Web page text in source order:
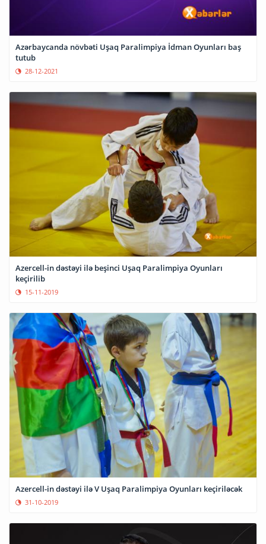
Azərbaycanda növbəti Uşaq Paralimpiya İdman Oyunları baş
tutub
28-12-2021
Azercell-in dəstəyi ilə beşinci Uşaq Paralimpiya Oyunları
keçirilib
15-11-2019
Azercell-in dəstəyi ilə V Uşaq Paralimpiya Oyunları keçiriləcək
31-10-2019